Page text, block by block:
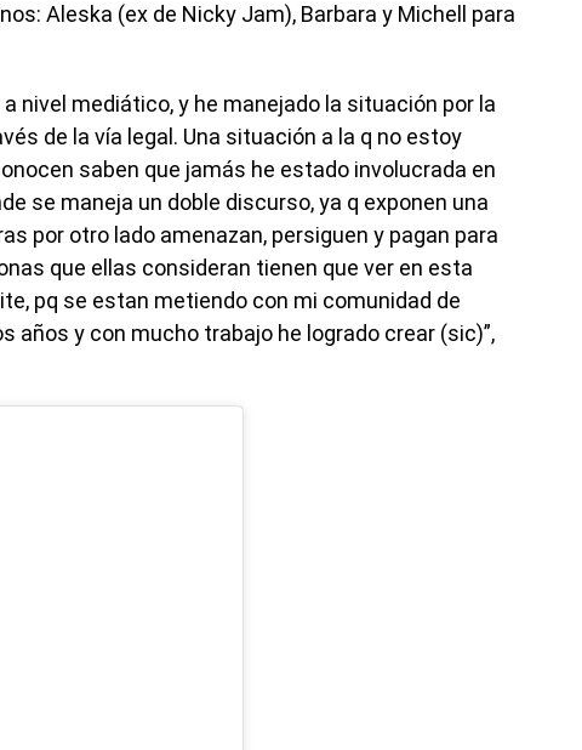
Aleska (ex de Nicky Jam), Barbara y Michell para
nivel mediático, y he manejado la situación por la
de la vía legal. Una situación a la q no estoy
saben que jamás he estado involucrada en
se maneja un doble discurso, ya q exponen una
por otro lado amenazan, persiguen y pagan para
que ellas consideran tienen que ver en esta
pq se estan metiendo con mi comunidad de
años y con mucho trabajo he logrado crear (sic)”,